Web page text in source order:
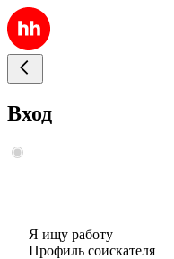
Вход
Я ищу работу
Профиль соискателя